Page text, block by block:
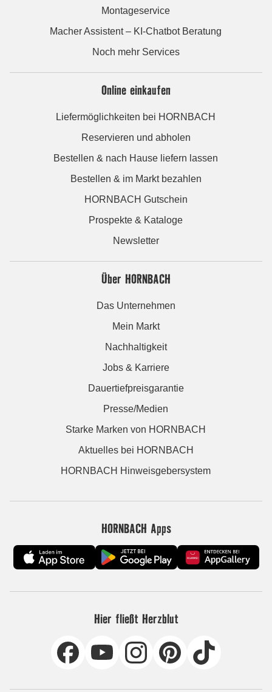
Montageservice
Macher Assistent – KI-Chatbot Beratung
Noch mehr Services
Online einkaufen
Liefermöglichkeiten bei HORNBACH
Reservieren und abholen
Bestellen & nach Hause liefern lassen
Bestellen & im Markt bezahlen
HORNBACH Gutschein
Prospekte & Kataloge
Newsletter
Über HORNBACH
Das Unternehmen
Mein Markt
Nachhaltigkeit
Jobs & Karriere
Dauertiefpreisgarantie
Presse/Medien
Starke Marken von HORNBACH
Aktuelles bei HORNBACH
HORNBACH Hinweisgebersystem
HORNBACH Apps
Hier fließt Herzblut